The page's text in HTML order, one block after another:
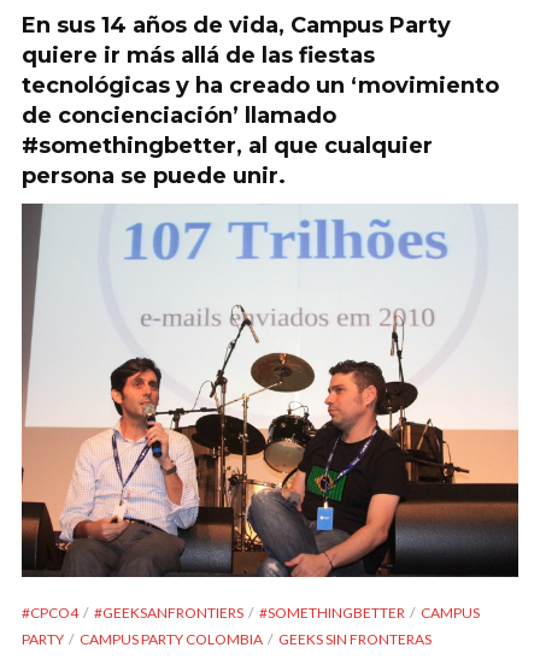
En sus 14 años de vida, Campus Party
quiere ir más allá de las fiestas
tecnológicas y ha creado un ‘movimiento
de concienciación’ llamado
#somethingbetter, al que cualquier
persona se puede unir.
#CPCO4 #GEEKSANFRONTIERS #SOMETHINGBETTER
CAMPUS
PARTY
CAMPUS PARTY COLOMBIA GEEKS SIN FRONTERAS